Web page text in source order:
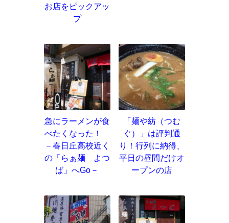
お店をピックアッ
プ
急にラーメンが食
べたくなった！
－春日丘高校近く
の「らぁ麺 よつ
ば」へGo－
「麺や紡（つむ
ぐ）」は評判通
り！行列に納得、
平日の昼間だけオ
ープンの店